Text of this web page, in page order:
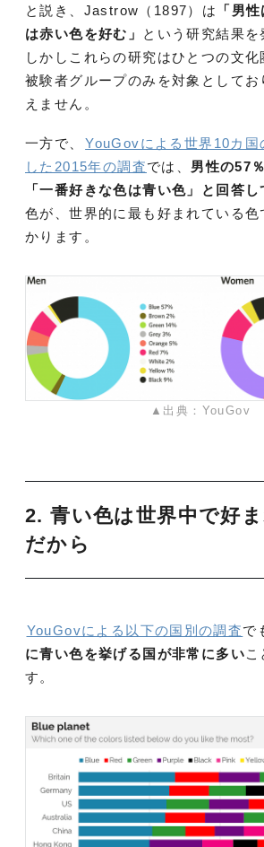
と説き、Jastrow（1897）は
「男
は赤い色を好む」
という研究結果を
しかしこれらの研究はひとつの文化
被験者グループのみを対象としてお
えません。
一方で、 YouGovによる世界10カ国
した2015年の調査では、 男性の57
「一番好きな色は青い色」と回答
色が、世界的に最も好まれている色
かります。
▲出典：YouGov
2. 青い色は世界中で好
だから
YouGovによる以下の国別の調査で
に青い色を挙げる国が非常に多いこ
す。